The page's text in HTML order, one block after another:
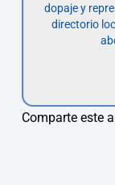
dopaje y
directorio
Comparte este